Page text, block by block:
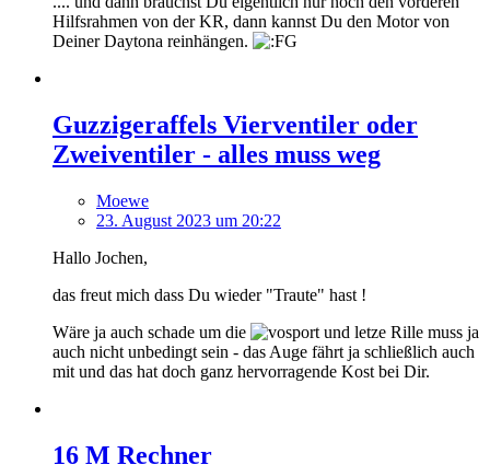
Hilfsrahmen von der KR, dann kannst Du den Motor von
Deiner Daytona reinhängen.
Guzzigeraffels Vierventiler oder
Zweiventiler - alles muss weg
Moewe
23. August 2023 um 20:22
Hallo Jochen,
das freut mich dass Du wieder "Traute" hast !
Wäre ja auch schade um die
und letze Rille muss ja
auch nicht unbedingt sein - das Auge fährt ja schließlich auch
mit und das hat doch ganz hervorragende Kost bei Dir.
16 M Rechner